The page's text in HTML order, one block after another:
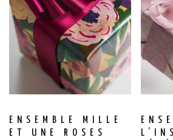
ENSEMBLE MILLE
ET UNE ROSES